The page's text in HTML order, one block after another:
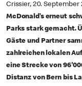
Crissier, 20. September
McDonald’s erneut
Parks stark gemacht.
Gäste und Partner
zahlreichen lokalen
eine Strecke von
Distanz von Bern bis